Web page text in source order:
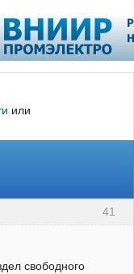
или
41
свободного